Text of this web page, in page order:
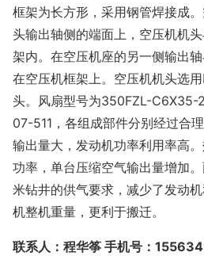
框架为长方形，采用钢管焊接成
头输出轴侧的端面上，空压机机
架内。在空压机座的另一侧输出
在空压机框架上。空压机机头选用
头。风扇型号为350FZL-C6X35-
07-511，各组成部件分别经过合
输出量大，发动机功率利用率高
功率，单台压缩空气输出量增加
米钻井的供气要求，减少了发动
机整机重量，更利于搬迁。
联系人：程华筝 手机号：